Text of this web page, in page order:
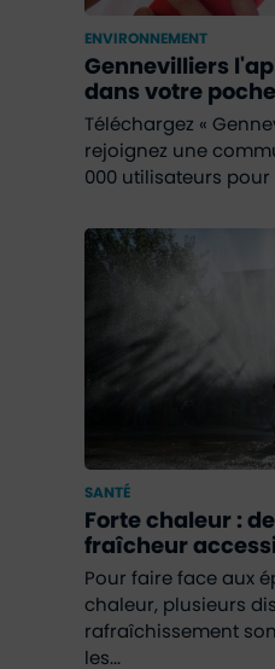
ENVIRONNEMENT
Gennevilliers
dans votre poche
Téléchargez «
rejoignez une
000 utilisateurs pour
SANTÉ
Forte chaleur :
fraîcheur
Pour faire face aux
chaleur, plusieurs
rafraîchissement
les...